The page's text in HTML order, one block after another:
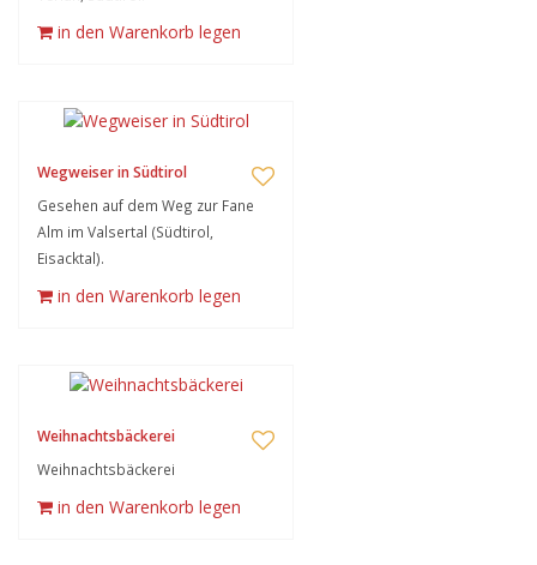
in den Warenkorb legen
Wegweiser in Südtirol
Gesehen auf dem Weg zur Fane
Alm im Valsertal (Südtirol,
Eisacktal).
in den Warenkorb legen
Weihnachtsbäckerei
Weihnachtsbäckerei
in den Warenkorb legen